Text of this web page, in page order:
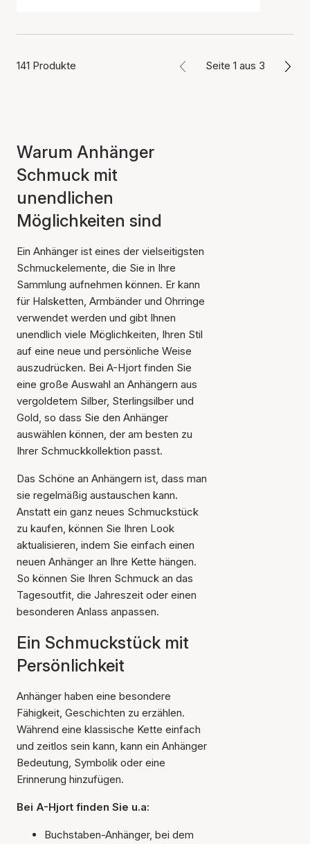
141 Produkte Seite 1 aus 3
Warum Anhänger
Schmuck mit
unendlichen
Möglichkeiten sind
Ein Anhänger ist eines der vielseitigsten
Schmuckelemente, die Sie in Ihre
Sammlung aufnehmen können. Er kann
für Halsketten, Armbänder und Ohrringe
verwendet werden und gibt Ihnen
unendlich viele Möglichkeiten, Ihren Stil
auf eine neue und persönliche Weise
auszudrücken. Bei A-Hjort finden Sie
eine große Auswahl an Anhängern aus
vergoldetem Silber, Sterlingsilber und
Gold, so dass Sie den Anhänger
auswählen können, der am besten zu
Ihrer Schmuckkollektion passt.
Das Schöne an Anhängern ist, dass man
sie regelmäßig austauschen kann.
Anstatt ein ganz neues Schmuckstück
zu kaufen, können Sie Ihren Look
aktualisieren, indem Sie einfach einen
neuen Anhänger an Ihre Kette hängen.
So können Sie Ihren Schmuck an das
Tagesoutfit, die Jahreszeit oder einen
besonderen Anlass anpassen.
Ein Schmuckstück mit
Persönlichkeit
Anhänger haben eine besondere
Fähigkeit, Geschichten zu erzählen.
Während eine klassische Kette einfach
und zeitlos sein kann, kann ein Anhänger
Bedeutung, Symbolik oder eine
Erinnerung hinzufügen.
Bei A-Hjort finden Sie u.a:
Buchstaben-Anhänger, bei dem